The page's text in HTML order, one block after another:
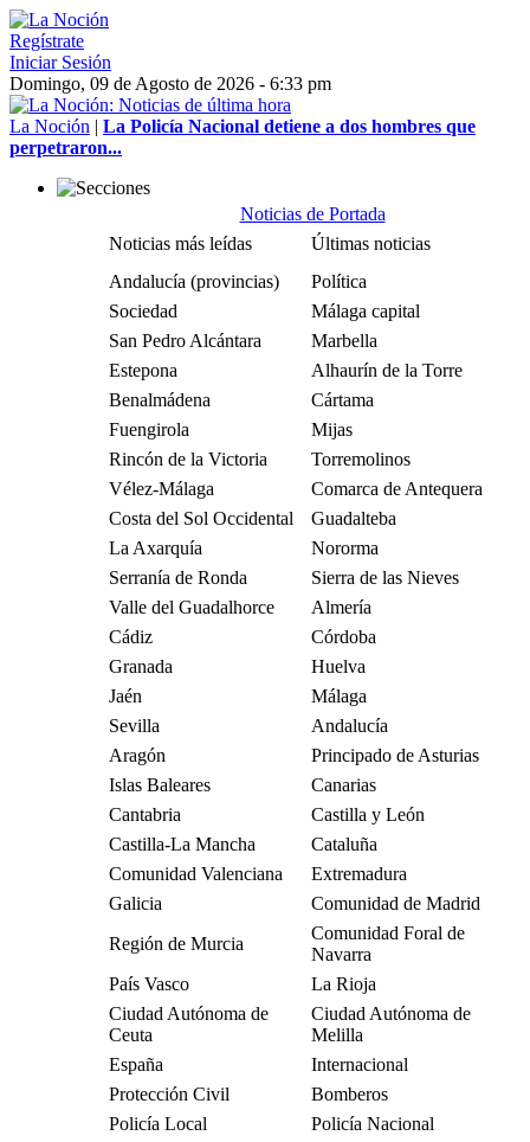
Regístrate
Iniciar Sesión
Domingo, 09 de Agosto de 2026 - 6:33 pm
La Noción | La Policía Nacional detiene a dos hombres que
perpetraron...
Noticias de Portada
Noticias más leídas
Últimas noticias
Andalucía (provincias)
Política
Sociedad
Málaga capital
San Pedro Alcántara
Marbella
Estepona
Alhaurín de la Torre
Benalmádena
Cártama
Fuengirola
Mijas
Rincón de la Victoria
Torremolinos
Vélez-Málaga
Comarca de Antequera
Costa del Sol Occidental
Guadalteba
La Axarquía
Nororma
Serranía de Ronda
Sierra de las Nieves
Valle del Guadalhorce
Almería
Cádiz
Córdoba
Granada
Huelva
Jaén
Málaga
Sevilla
Andalucía
Aragón
Principado de Asturias
Islas Baleares
Canarias
Cantabria
Castilla y León
Castilla-La Mancha
Cataluña
Comunidad Valenciana
Extremadura
Galicia
Comunidad de Madrid
Región de Murcia
Comunidad Foral de
Navarra
País Vasco
La Rioja
Ciudad Autónoma de
Ceuta
Ciudad Autónoma de
Melilla
España
Internacional
Protección Civil
Bomberos
Policía Local
Policía Nacional